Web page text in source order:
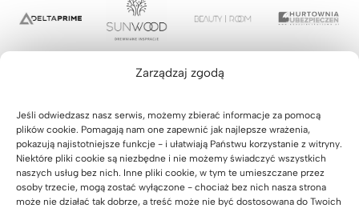
Zarządzaj zgodą
Jeśli odwiedzasz nasz serwis, możemy zbierać informacje za pomocą
plików cookie. Pomagają nam one zapewnić jak najlepsze wrażenia,
pokazują najistotniejsze funkcje - i ułatwiają Państwu korzystanie z witryny.
Niektóre pliki cookie są niezbędne i nie możemy świadczyć wszystkich
naszych usług bez nich. Inne pliki cookie, w tym te umieszczane przez
osoby trzecie, mogą zostać wyłączone - chociaż bez nich nasza strona
może nie działać tak dobrze, a treść może nie być dostosowana do Twoich